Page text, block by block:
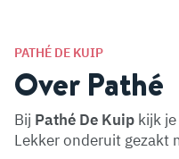
PATHÉ DE KUIP
Over Pathé
Bij Pathé De Kuip kijk
Lekker onderuit gezakt